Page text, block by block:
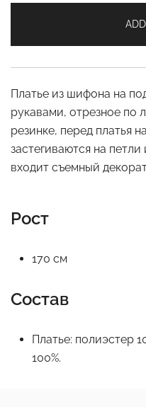
Платье из шифона на
рукавами, отрезное по
резинке, перед платья
застегиваются на
входит съемный
Рост
170 см
Состав
Платье: полиэстер
100%.